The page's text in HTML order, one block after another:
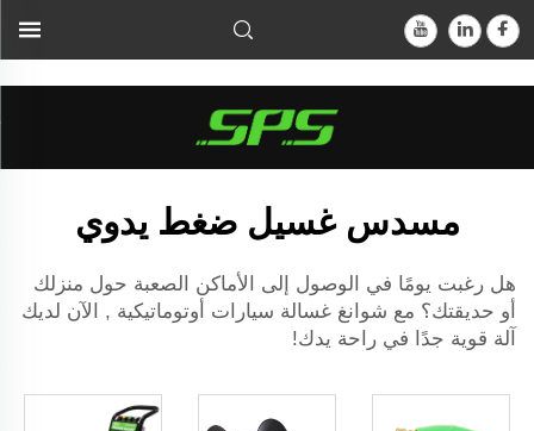
جهاز غسل السيارات الآلي، لديك الآن آلةٌ قويةٌ جدًّا في...">
مسدس غسيل ضغط يدوي
هل رغبت يومًا في الوصول إلى الأماكن الصعبة حول منزلك
أو حديقتك؟ مع شوانغ غسالة سيارات أوتوماتيكية , الآن لديك
آلة قوية جدًا في راحة يدك!